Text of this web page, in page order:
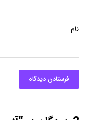
نام